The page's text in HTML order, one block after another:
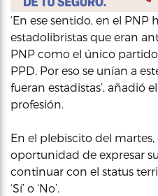
‘En ese sentido, en el
estadolibristas que eran
PNP como el único
PPD. Por eso se unían a
fueran estadistas’, añadió
profesión.
En el plebiscito del
oportunidad de expresar
continuar con el status
‘Sí’ o ‘No’.